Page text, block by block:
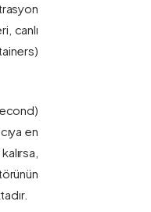
canlı
en